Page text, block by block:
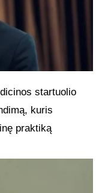
startuolio
kuris
praktiką